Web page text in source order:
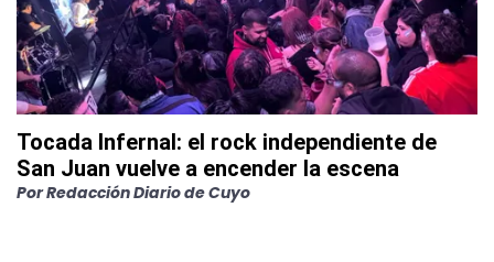
Tocada Infernal: el rock independiente de
San Juan vuelve a encender la escena
PorRedacción Diario de Cuyo